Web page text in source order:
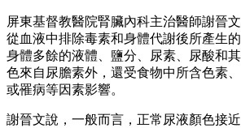
屏東基督教醫院腎臟內科主治醫師謝晉
從血液中排除毒素和身體代謝後所產生
身體多餘的液體、鹽分、尿素、尿酸和
色來自尿膽素外，還受食物中所含色素
或罹病等因素影響。
謝晉文說，一般而言，正常尿液顏色接